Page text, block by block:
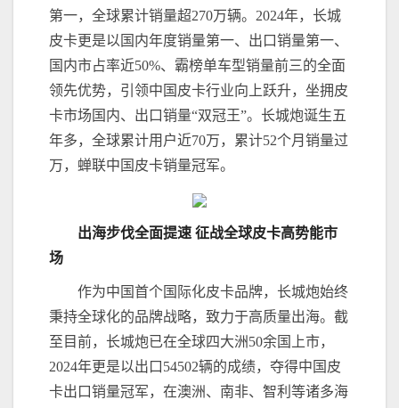
第一，全球累计销量超270万辆。2024年，长城
皮卡更是以国内年度销量第一、出口销量第一、
国内市占率近50%、霸榜单车型销量前三的全面
领先优势，引领中国皮卡行业向上跃升，坐拥皮
卡市场国内、出口销量“双冠王”。长城炮诞生五
年多，全球累计用户近70万，累计52个月销量过
万，蝉联中国皮卡销量冠军。
出海步伐全面提速 征战全球皮卡高势能市
场
作为中国首个国际化皮卡品牌，长城炮始终
秉持全球化的品牌战略，致力于高质量出海。截
至目前，长城炮已在全球四大洲50余国上市，
2024年更是以出口54502辆的成绩，夺得中国皮
卡出口销量冠军，在澳洲、南非、智利等诸多海